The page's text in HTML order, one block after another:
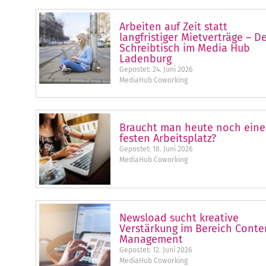
Arbeiten auf Zeit statt
langfristiger Mietverträge –
Schreibtisch im Media Hub
Ladenburg
Gepostet: 24. Juni 2026
MediaHub Coworking
Braucht man heute noch
festen Arbeitsplatz?
Gepostet: 18. Juni 2026
MediaHub Coworking
Newsload sucht kreative
Verstärkung im Bereich
Management
Gepostet: 12. Juni 2026
MediaHub Coworking